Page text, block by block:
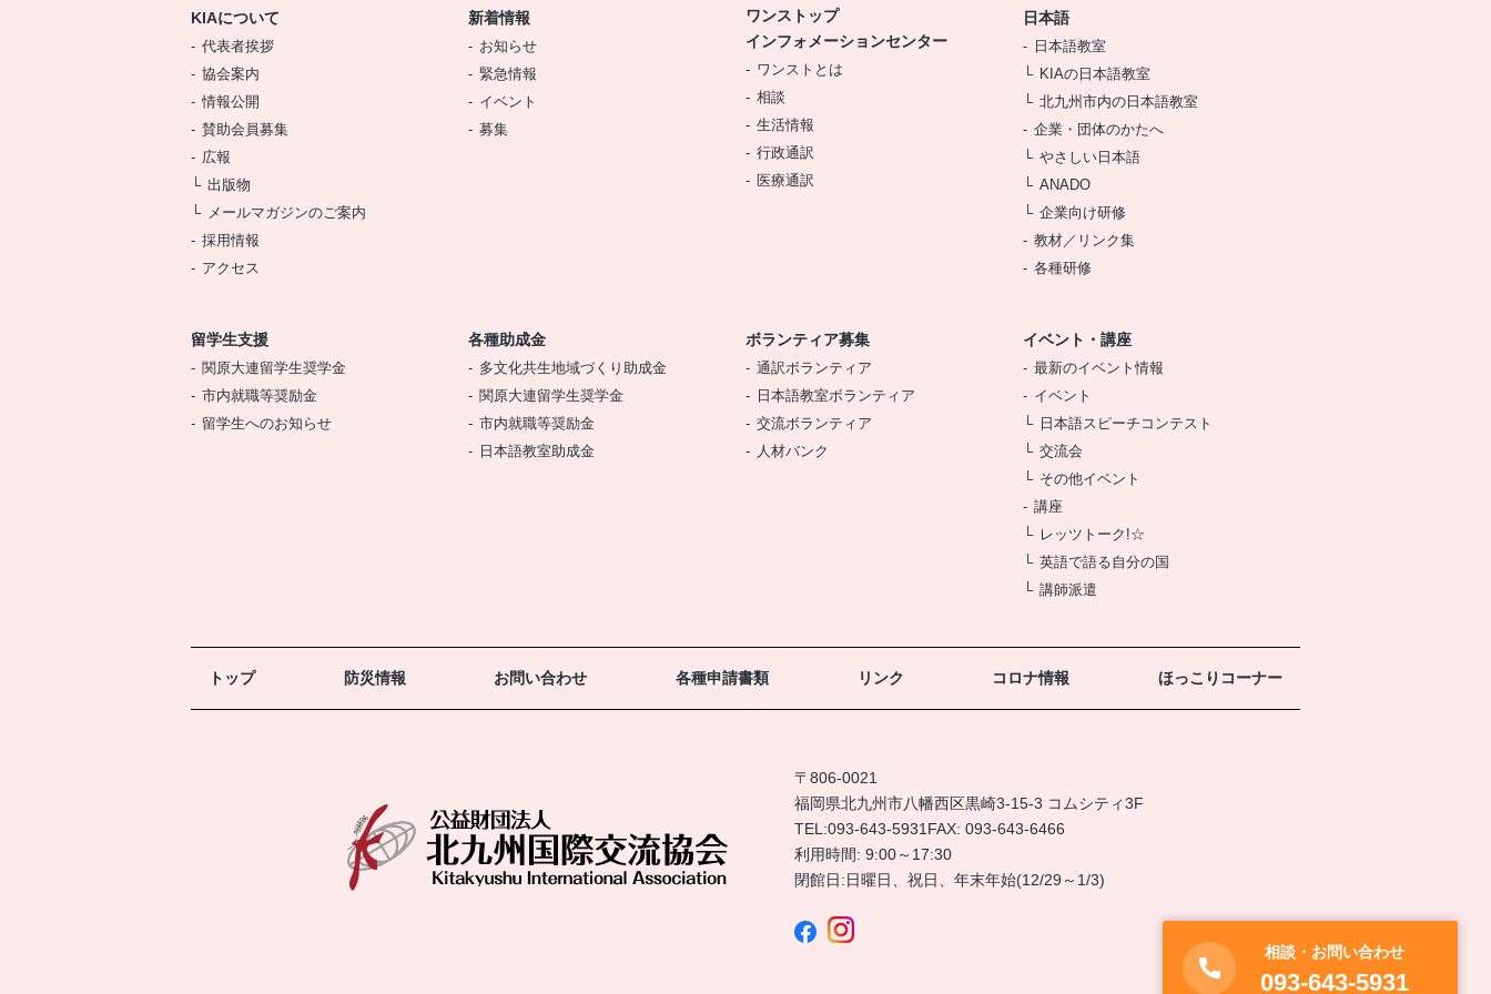
KIAについて
代表者挨拶
協会案内
情報公開
賛助会員募集
広報
出版物
メールマガジンのご案内
採用情報
アクセス
新着情報
お知らせ
緊急情報
イベント
募集
ワンストップ
インフォメーションセンター
ワンストとは
相談
生活情報
行政通訳
医療通訳
日本語
日本語教室
KIAの日本語教室
北九州市内の日本語教室
企業・団体のかたへ
やさしい日本語
ANADO
企業向け研修
教材／リンク集
各種研修
留学生支援
関原大連留学生奨学金
市内就職等奨励金
留学生へのお知らせ
各種助成金
多文化共生地域づくり助成金
関原大連留学生奨学金
市内就職等奨励金
日本語教室助成金
ボランティア募集
通訳ボランティア
日本語教室ボランティア
交流ボランティア
人材バンク
イベント・講座
最新のイベント情報
イベント
日本語スピーチコンテスト
交流会
その他イベント
講座
レッツトーク!☆
英語で語る自分の国
講師派遣
トップ 防災情報 お問い合わせ 各種申請書類 リンク コロナ情報 ほっこりコーナー
〒806-0021
福岡県北九州市八幡西区黒崎3-15-3 コムシティ3F
TEL:093-643-5931 FAX: 093-643-6466
利用時間: 9:00～17:30
閉館日:日曜日、祝日、年末年始(12/29～1/3)
相談・お問い合わせ
093-643-5931